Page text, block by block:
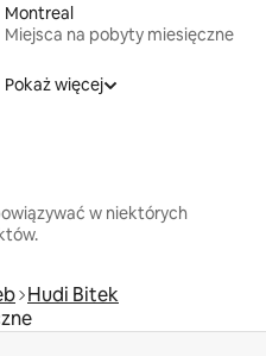
Montreal
Miejsca na pobyty miesięczne
Pokaż więcej
w niektórych
Hudi Bitek